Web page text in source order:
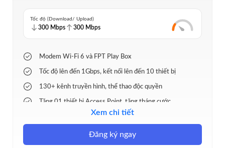
Tốc độ (Download/ Upload)
300 Mbps 300 Mbps
Modem Wi-Fi 6 và FPT Play Box
Tốc độ lên đến 1Gbps, kết nối lên đến 10 thiết bị
130+ kênh truyền hình, thể thao độc quyền
Tặng 01 thiết bị Access Point, tặng tháng cước
Lắp đặt nhanh 24h, hỗ trợ 24/7
Xem chi tiết
Đăng ký ngay